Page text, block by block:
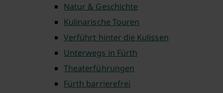
Natur & Geschichte
Kulinarische Touren
Verführt hinter die Kulissen
Unterwegs in Fürth
Theaterführungen
Fürth barrierefrei